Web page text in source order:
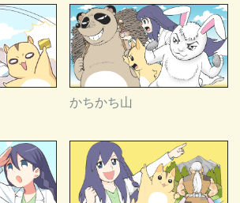
かちかち山